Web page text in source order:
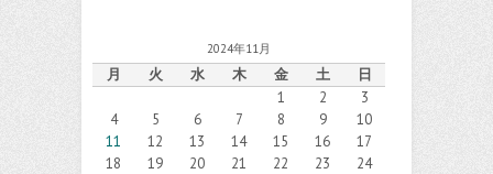
2024年11月
月 火 水 木 金 土
日
1
2
3
4
5 6 7 8 9
10
11
12 13 14 15 16
17
18
19 20 21 22 23
24